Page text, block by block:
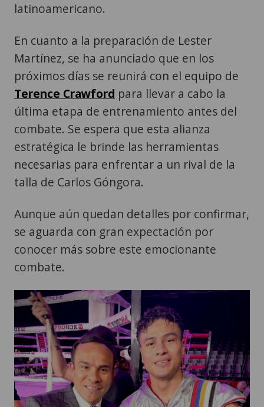
latinoamericano.
En cuanto a la preparación de Lester
Martínez, se ha anunciado que en los
próximos días se reunirá con el equipo de
Terence Crawford para llevar a cabo la
última etapa de entrenamiento antes del
combate. Se espera que esta alianza
estratégica le brinde las herramientas
necesarias para enfrentar a un rival de la
talla de Carlos Góngora.
Aunque aún quedan detalles por confirmar,
se aguarda con gran expectación por
conocer más sobre este emocionante
combate.